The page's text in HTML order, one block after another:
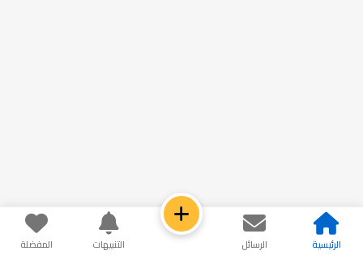
الرئيسية الرسائل التنبيهات المفضلة